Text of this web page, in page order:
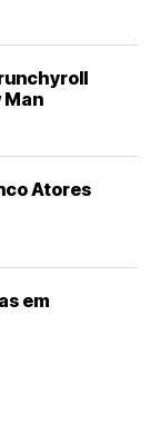
Man
Atores
em